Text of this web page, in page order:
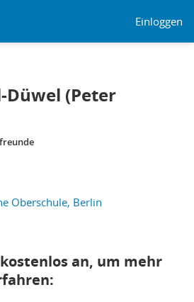
Einloggen
Düwel (Peter
Oberschule, Berlin
an, um mehr